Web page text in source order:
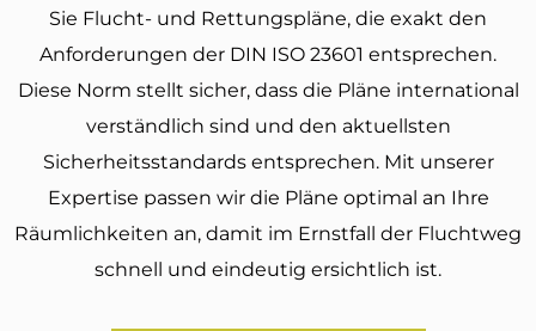
Sie Flucht- und Rettungspläne, die exakt den
Anforderungen der DIN ISO 23601 entsprechen.
Diese Norm stellt sicher, dass die Pläne international
verständlich sind und den aktuellsten
Sicherheitsstandards entsprechen. Mit unserer
Expertise passen wir die Pläne optimal an Ihre
Räumlichkeiten an, damit im Ernstfall der Fluchtweg
schnell und eindeutig ersichtlich ist.